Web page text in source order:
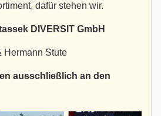
dafür stehen wir.
DIVERSIT GmbH
Hermann Stute
ausschließlich an den